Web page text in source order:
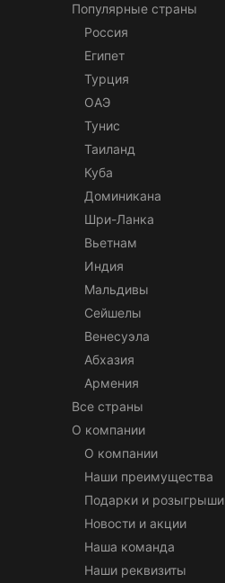
Популярные страны
Россия
Египет
Турция
ОАЭ
Тунис
Таиланд
Куба
Доминикана
Шри-Ланка
Вьетнам
Индия
Мальдивы
Сейшелы
Венесуэла
Абхазия
Армения
Все страны
О компании
О компании
Наши преимущества
Подарки и розыгрыши
Новости и акции
Наша команда
Наши реквизиты